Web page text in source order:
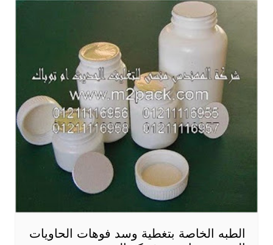
الطبه الخاصة بتغطية وسد فوهات الحاويات